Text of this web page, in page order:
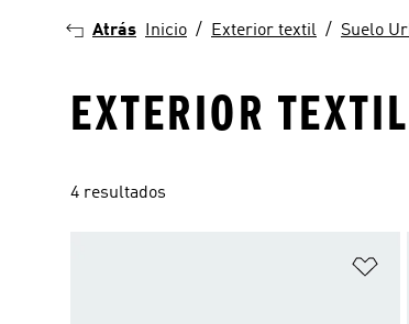
Atrás Inicio Exterior textil Suelo
EXTERIOR
4 resultados